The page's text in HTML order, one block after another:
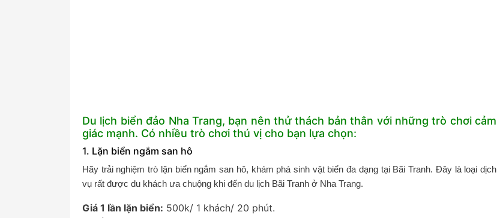
Du lịch biển đảo Nha Trang, bạn nên thử thách bản thân với những trò chơi cảm
giác mạnh. Có nhiều trò chơi thú vị cho bạn lựa chọn:
1. Lặn biển ngắm san hô
Hãy trải nghiệm trò lặn biển ngắm san hô, khám phá sinh vật biển đa dạng tại Bãi Tranh. Đây là loại dịch
vụ rất được du khách ưa chuộng khi đến du lịch Bãi Tranh ở Nha Trang.
Giá 1 lần lặn biển: 500k/ 1 khách/ 20 phút.